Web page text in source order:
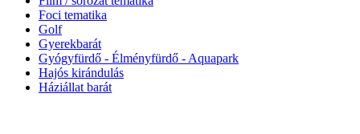
Foci tematika
Golf
Gyerekbarát
Gyógyfürdő - Élményfürdő - Aquapark
Hajós kirándulás
Háziállat barát